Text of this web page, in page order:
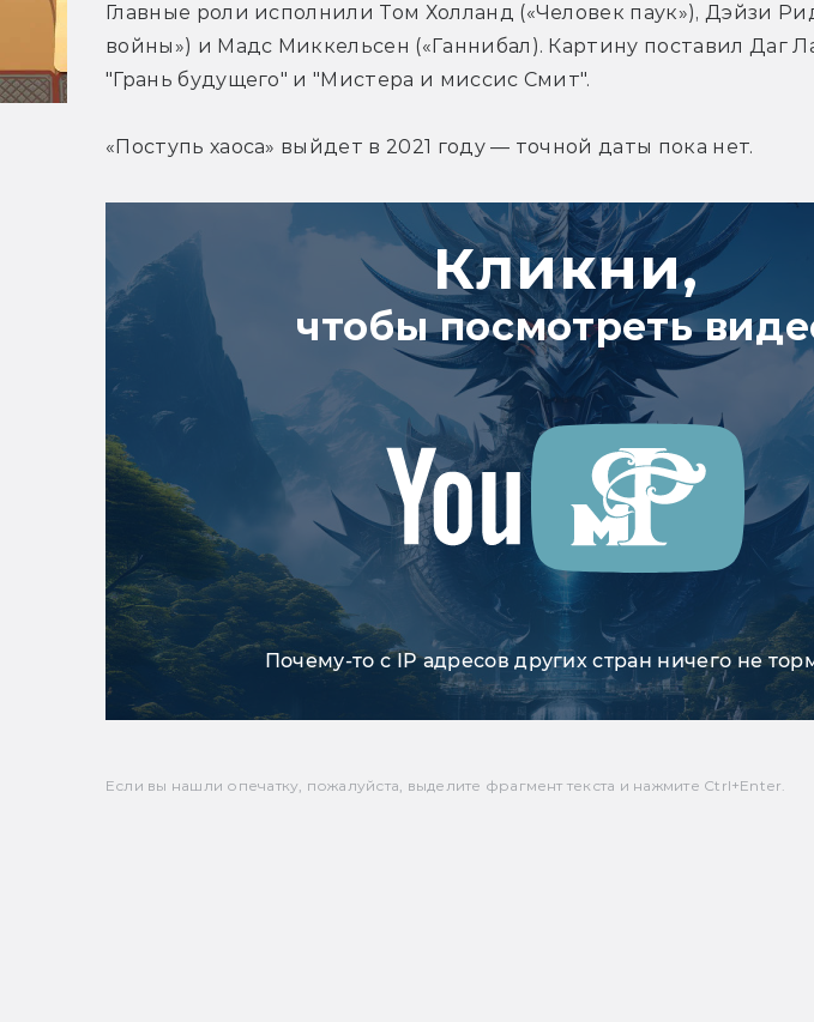
Главные роли исполнили Том Холланд («Человек паук»), Дэйзи
войны») и Мадс Миккельсен («Ганнибал). Картину поставил Даг
"Грань будущего" и "Мистера и миссис Смит".
«Поступь хаоса» выйдет в 2021 году — точной даты пока нет.
Кликни,
чтобы посмотреть
Почему-то с IP адресов других стран ничего не
Если вы нашли опечатку, пожалуйста, выделите фрагмент текста и нажмите Ctrl+Enter.